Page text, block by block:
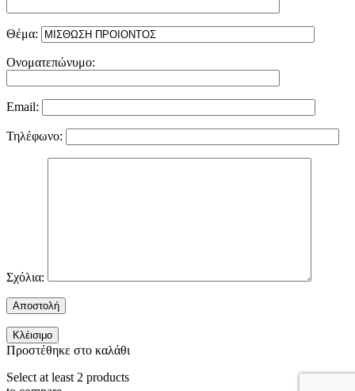
Θέμα:
Ονοματεπώνυμο:
Email:
Τηλέφωνο:
Σχόλια:
Κλέισιμο
Προστέθηκε στο καλάθι
Select at least 2 products